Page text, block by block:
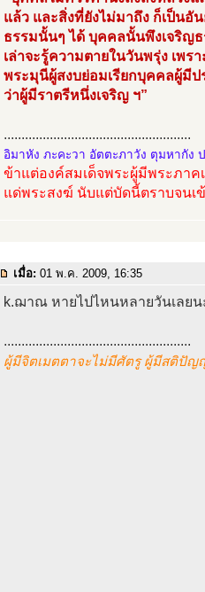
แล้ว และสิ่งที่ยังไม่มาถึง ก็เป็น
ธรรมนั้นๆ ได้ บุคคลนั้นพึงเจริญธ
เล่าจะรู้ความตายในวันพรุ่ง เพ
พระมุนีผู้สงบย่อมเรียกบุคคลผู้มี
ว่าผู้มีราตรีหนึ่งเจริญ ฯ”
.....................................................
อิมาหัง ภะคะวา อัตตะภาวัง ตุมหากัง
ข้าแต่องค์สมเด็จพระผู้มีพระภาค
แด่พระสงฆ์ นับแต่บัดนี้ตราบจนเ
เมื่อ: 01 พ.ค. 2009, 16:35
k.ฌาณ หายไปไหนหลายวันเลย
.....................................................
ผู้มีจิตเมตตาจะไม่มีศัตรู ผู้มีสติปัญ